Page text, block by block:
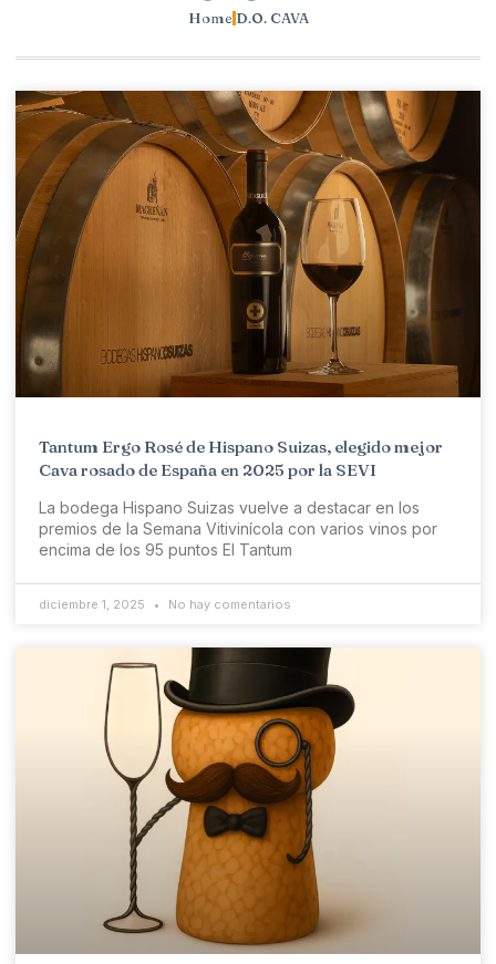
Home D.O. CAVA
Tantum Ergo Rosé de Hispano Suizas, elegido mejor
Cava rosado de España en 2025 por la SEVI
La bodega Hispano Suizas vuelve a destacar en los
premios de la Semana Vitivinícola con varios vinos por
encima de los 95 puntos El Tantum
diciembre 1, 2025 No hay comentarios